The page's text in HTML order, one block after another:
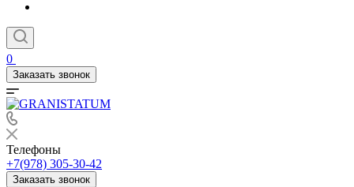
0
Заказать звонок
Телефоны
+7(978) 305-30-42
Заказать звонок